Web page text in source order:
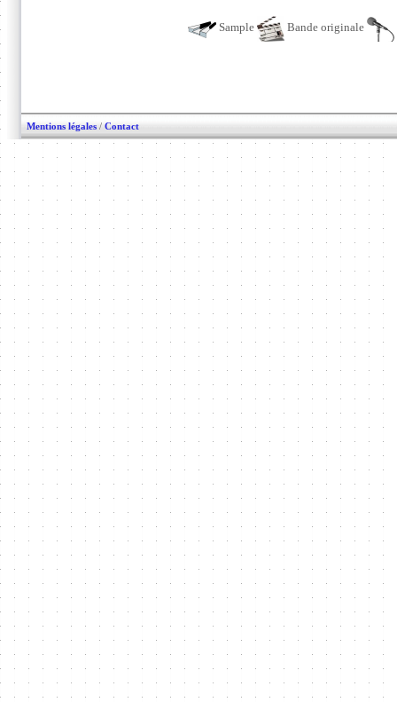
Sample Bande originale
Mentions légales / Contact